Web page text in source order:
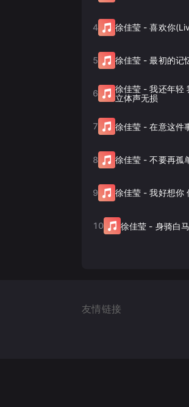
4 徐佳莹 -喜欢你
5 徐佳莹 -最初的记
6 徐佳莹 -我还年轻
立体声无损
7 徐佳莹 -在意这件
8 徐佳莹 -不要再孤
9 徐佳莹 -我好想你
10 徐佳莹 - 身骑白
友情链接